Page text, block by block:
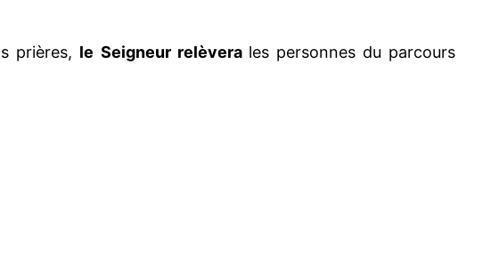
prières, le Seigneur relèverales personnes du parcours